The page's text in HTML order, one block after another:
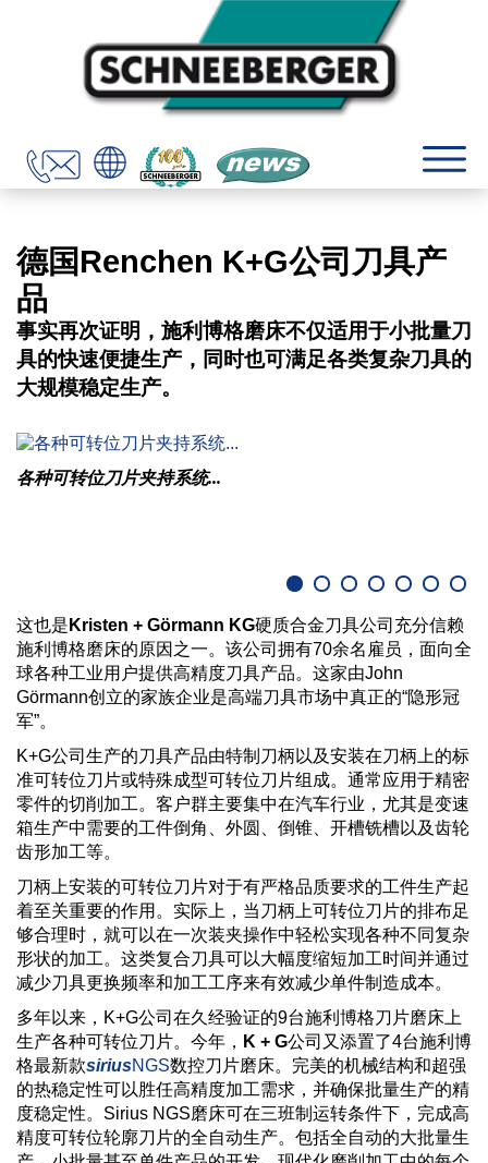
德国Renchen K+G公司刀具产
品
事实再次证明，施利博格磨床不仅适用于小批量刀
具的快速便捷生产，同时也可满足各类复杂刀具的
大规模稳定生产。
各种可转位刀片夹持系统...
这也是 Kristen + Görmann KG硬质合金刀具公司充分信赖
施利博格磨床的原因之一。该公司拥有70余名雇员，面向全
球各种工业用户提供高精度刀具产品。这家由John
Görmann创立的家族企业是高端刀具市场中真正的“隐形冠
军”。
K+G公司生产的刀具产品由特制刀柄以及安装在刀柄上的标
准可转位刀片或特殊成型可转位刀片组成。通常应用于精密
零件的切削加工。客户群主要集中在汽车行业，尤其是变速
箱生产中需要的工件倒角、外圆、倒锥、开槽铣槽以及齿轮
齿形加工等。
刀柄上安装的可转位刀片对于有严格品质要求的工件生产起
着至关重要的作用。实际上，当刀柄上可转位刀片的排布足
够合理时，就可以在一次装夹操作中轻松实现各种不同复杂
形状的加工。这类复合刀具可以大幅度缩短加工时间并通过
减少刀具更换频率和加工工序来有效减少单件制造成本。
多年以来，K+G公司在久经验证的9台施利博格刀片磨床上
生产各种可转位刀片。今年， K + G公司又添置了4台施利博
格最新款siriusNGS数控刀片磨床。完美的机械结构和超强
的热稳定性可以胜任高精度加工需求，并确保批量生产的精
度稳定性。Sirius NGS磨床可在三班制运转条件下，完成高
精度可转位轮廓刀片的全自动生产。包括全自动的大批量生